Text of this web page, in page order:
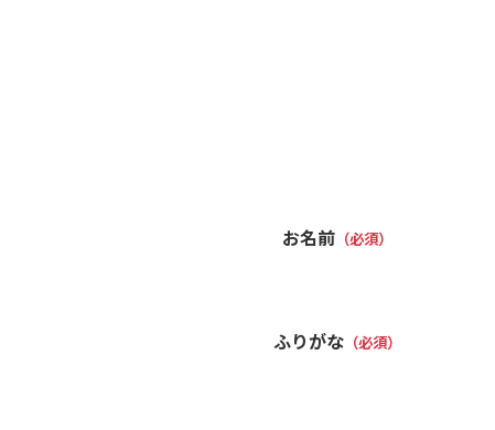
お名前（必須）
ふりがな（必須）